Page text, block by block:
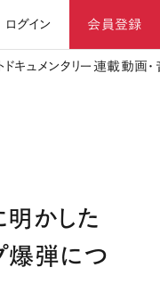
ログイン 会員登録
ドキュメンタリー 連載動画
明かした
爆弾につ